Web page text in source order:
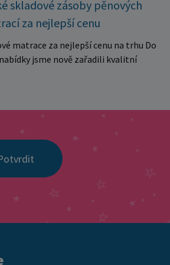
skladové zásoby pěnových
za nejlepší cenu
matrace za nejlepší cenu na trhu Do
jsme nově zařadili kvalitní
poskytuje pohodlnou oporu tělu a je
pro každodenní spánek. Díky
a snímatelnému potahu je
✔ vhodné do domácností i